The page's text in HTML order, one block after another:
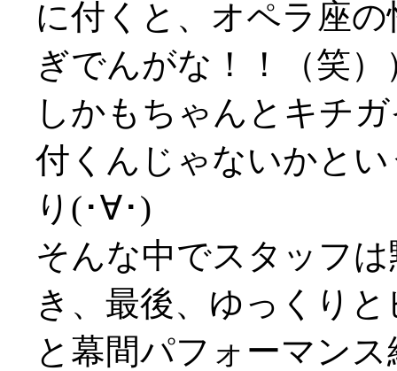
に付くと、オペラ座
ぎでんがな！！（笑）
しかもちゃんとキチ
付くんじゃないかと
り(･∀･)
そんな中でスタッフ
き、最後、ゆっくり
と幕間パフォーマン